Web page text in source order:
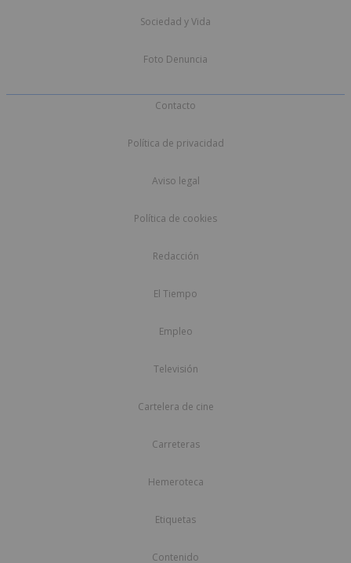
Sociedad y Vida
Foto Denuncia
Contacto
Política de privacidad
Aviso legal
Política de cookies
Redacción
El Tiempo
Empleo
Televisión
Cartelera de cine
Carreteras
Hemeroteca
Etiquetas
Contenido